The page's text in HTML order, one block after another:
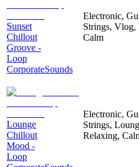
Sunset
Chillout
Groove -
Loop
CorporateSounds
Electronic,
Strings, Vlog,
Calm
Lounge
Chillout
Mood -
Loop
Electronic,
Strings,
Relaxing,